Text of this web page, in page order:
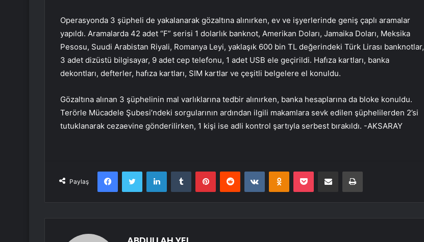
Operasyonda 3 şüpheli de yakalanarak gözaltına alınırken, ev ve işyerlerinde geniş çaplı aramalar
yapıldı. Aramalarda 42 adet “F” serisi 1 dolarlık banknot, Amerikan Doları, Jamaika Doları, Meksika
Pesosu, Suudi Arabistan Riyali, Romanya Leyi, yaklaşık 600 bin TL değerindeki Türk Lirası banknotlar,
3 adet dizüstü bilgisayar, 9 adet cep telefonu, 1 adet USB ele geçirildi. Hafıza kartları, banka
dekontları, defterler, hafıza kartları, SIM kartlar ve çeşitli belgelere el konuldu.
Gözaltına alınan 3 şüphelinin mal varlıklarına tedbir alınırken, banka hesaplarına da bloke konuldu.
Terörle Mücadele Şubesi’ndeki sorgularının ardından ilgili makamlara sevk edilen şüphelilerden 2’si
tutuklanarak cezaevine gönderilirken, 1 kişi ise adli kontrol şartıyla serbest bırakıldı. -AKSARAY
Paylaş
FacebookTwitter LinkedInTumblr PinterestReddit VKontakteOdnoklassniki
Pocket E-Posta ile paylaş Yazdır